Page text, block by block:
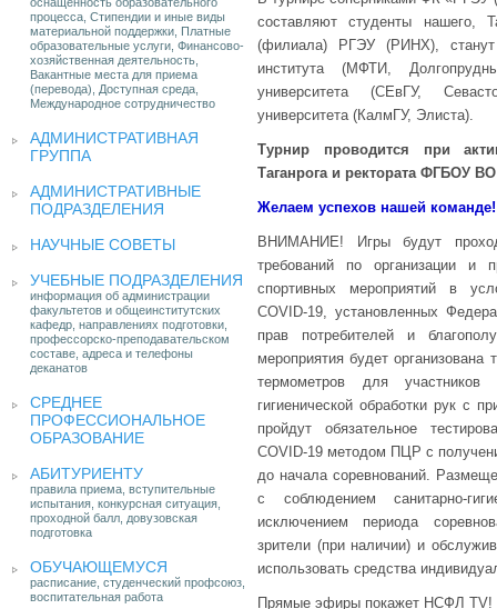
процесса, Стипендии и иные виды
материальной поддержки, Платные
образовательные услуги, Финансово-
хозяйственная деятельность,
Вакантные места для приема
(перевода), Доступная среда,
Международное сотрудничество
АДМИНИСТРАТИВНАЯ
ГРУППА
АДМИНИСТРАТИВНЫЕ
ПОДРАЗДЕЛЕНИЯ
НАУЧНЫЕ СОВЕТЫ
УЧЕБНЫЕ ПОДРАЗДЕЛЕНИЯ
информация об администрации
факультетов и общеинститутских
кафедр, направлениях подготовки,
профессорско-преподавательском
составе, адреса и телефоны
деканатов
СРЕДНЕЕ
ПРОФЕССИОНАЛЬНОЕ
ОБРАЗОВАНИЕ
АБИТУРИЕНТУ
правила приема, вступительные
испытания, конкурсная ситуация,
проходной балл, довузовская
подготовка
ОБУЧАЮЩЕМУСЯ
расписание, студенческий профсоюз,
воспитательная работа
составляют студенты нашего,
(филиала) РГЭУ (РИНХ), станут
института (МФТИ,
университета (СЕвГУ,
университета (КалмГУ, Элиста).
Турнир проводится при
Таганрога и ректората ФГБОУ
Желаем успехов нашей команде!
ВНИМАНИЕ! Игры будут
требований по организации и
спортивных мероприятий в
COVID-19, установленных
прав потребителей и
мероприятия будет организована
термометров для
гигиенической обработки рук с
пройдут обязательное
COVID-19 методом ПЦР с
до начала соревнований.
с соблюдением санитарно-
исключением периода
зрители (при наличии) и
использовать средства
Прямые эфиры покажет НСФЛ TV!